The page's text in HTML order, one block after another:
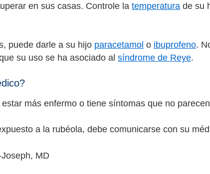
en sus casas. Controle la temperatura de su
puede darle a su hijo paracetamol o ibuprofeno.
su uso se ha asociado al síndrome de Reye.
más enfermo o tiene síntomas que no
a la rubéola, debe comunicarse con su
MD